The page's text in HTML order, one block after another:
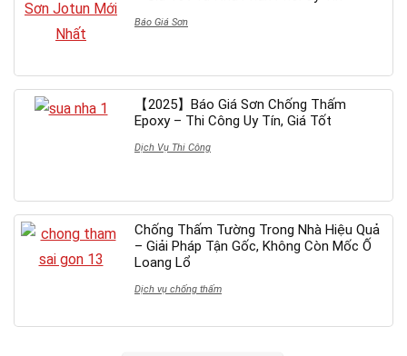
Báo Giá Sơn
【2025】Báo Giá Sơn Chống Thấm
Epoxy – Thi Công Uy Tín, Giá Tốt
Dịch Vụ Thi Công
Chống Thấm Tường Trong Nhà Hiệu Quả
– Giải Pháp Tận Gốc, Không Còn Mốc Ố
Loang Lổ
Dịch vụ chống thấm